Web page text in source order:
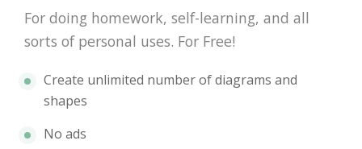
For doing homework, self-learning, and all
sorts of personal uses. For Free!
Create unlimited number of diagrams and
shapes
No ads